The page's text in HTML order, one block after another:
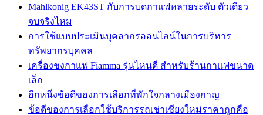
Mahlkonig EK43ST กับการบดกาแฟหลายระดับ ตัวเดียว
จบจริงไหม
การใช้แบบประเมินบุคลากรออนไลน์ในการบริหาร
ทรัพยากรบุคคล
เครื่องชงกาแฟ Fiamma รุ่นไหนดี สำหรับร้านกาแฟขนาด
เล็ก
อีกหนึ่งข้อดีของการเลือกที่พักใจกลางเมืองกาญ
ข้อดีของการเลือกใช้บริการรถเช่าเชียงใหม่ราคาถูกคือ